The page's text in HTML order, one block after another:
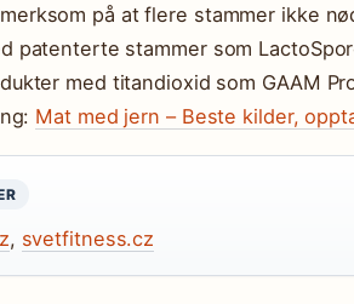
på at flere stammer ikke
patenterte stammer som
med titandioxid som GAAM
Mat med jern – Beste kilder,
, svetfitness.cz